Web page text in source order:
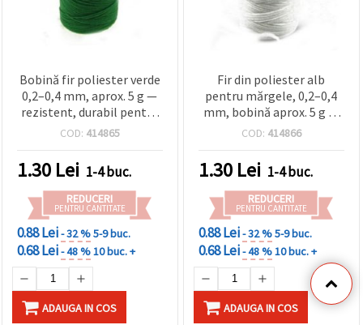
Bobină fir poliester verde
0,2–0,4 mm, aprox. 5 g —
rezistent, durabil pentru
mărgelit, confecționare
hobby & DIY
COD: 414865
1.30 Lei 1-4 buc.
REDUCERI
PENTRU CANTITATE
0.88 Lei- 32 %5-9 buc.
0.68 Lei- 48 %10 buc. +
ADAUGA IN COS
Fir din poliester alb
pentru mărgele, 0,2–0,4
mm, bobină aprox. 5 g —
rezistent, pentru bijuterii,
reparații DIY
COD: 414866
1.30 Lei 1-4 buc.
REDUCERI
PENTRU CANTITATE
0.88 Lei- 32 %5-9 buc.
0.68 Lei- 48 %10 buc. +
ADAUGA IN COS